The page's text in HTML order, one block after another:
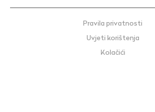
Pravila privatnosti
Uvjeti korištenja
Kolačići